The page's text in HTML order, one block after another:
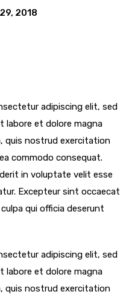
2018
adipiscing elit, sed
labore et dolore magna
quis nostrud exercitation
commodo consequat.
in voluptate velit esse
Excepteur sint occaecat
qui officia deserunt
adipiscing elit, sed
labore et dolore magna
quis nostrud exercitation